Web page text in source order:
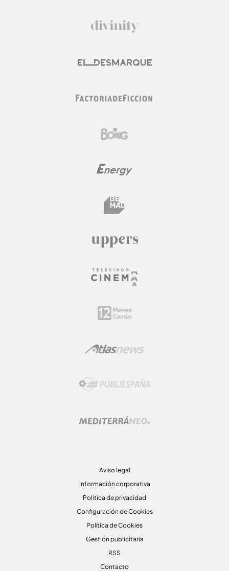
Aviso legal
Información corporativa
Politica de privacidad
Configuración de Cookies
Política de Cookies
Gestión publicitaria
RSS
Contacto